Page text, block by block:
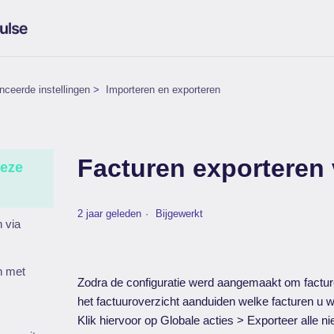
instellingen Importeren en exporteren
via
met
Facturen exporteren
2 jaar geleden Bijgewerkt
Zodra de configuratie werd aangemaakt om
het factuuroverzicht aanduiden welke facturen u
Klik hiervoor op Globale acties > Exporteer alle